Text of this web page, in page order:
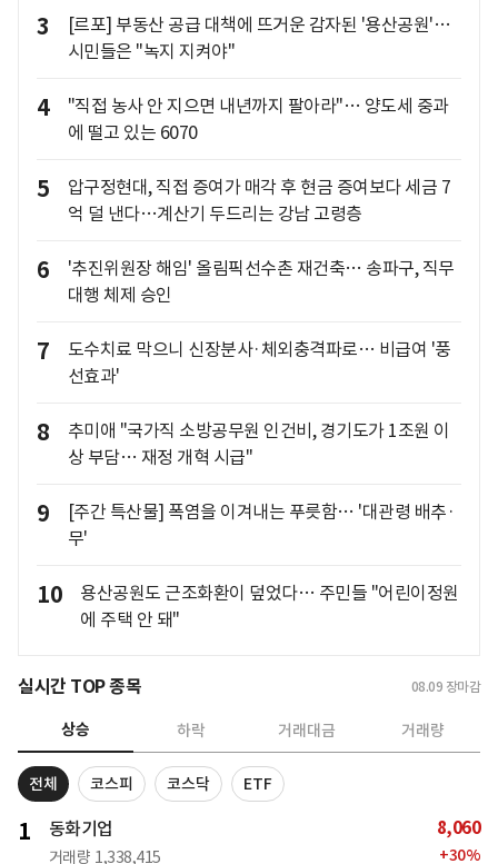
3
[르포] 부동산 공급 대책에 뜨거운 감자된 '용산공원'…
시민들은 "녹지 지켜야"
4
"직접 농사 안 지으면 내년까지 팔아라"… 양도세 중과
에 떨고 있는 6070
5
압구정현대, 직접 증여가 매각 후 현금 증여보다 세금 7
억 덜 낸다…계산기 두드리는 강남 고령층
6
'추진위원장 해임' 올림픽선수촌 재건축… 송파구, 직무
대행 체제 승인
7
도수치료 막으니 신장분사·체외충격파로… 비급여 '풍
선효과'
8
추미애 "국가직 소방공무원 인건비, 경기도가 1조원 이
상 부담… 재정 개혁 시급"
9
[주간 특산물] 폭염을 이겨내는 푸릇함… '대관령 배추·
무'
10
용산공원도 근조화환이 덮었다… 주민들 "어린이정원
에 주택 안 돼"
실시간 TOP 종목 08.09 장마감
상승 하락 거래대금 거래량
전체 코스피 코스닥 ETF
1 동화기업
거래량 1,338,415
8,060
+30%